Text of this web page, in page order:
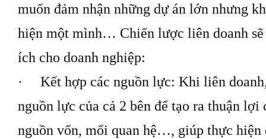
muốn đảm nhận những dự án lớn nhưng
hiện một mình… Chiến lược liên doanh
ích cho doanh nghiệp:
· Kết hợp các nguồn lực: Khi liên
nguồn lực của cả 2 bên để tạo ra thuận
nguồn vốn, mối quan hệ…, giúp thực hiện